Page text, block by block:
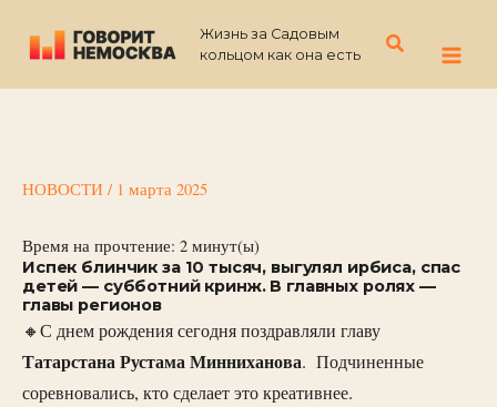
содержимому
Жизнь за Садовым
кольцом как она есть
Поиск
НОВОСТИ / 1 марта 2025
Время на прочтение: 2 минут(ы)
Испек блинчик за 10 тысяч, выгулял ирбиса, спас
детей — субботний кринж. В главных ролях —
главы регионов
🔸С днем рождения сегодня поздравляли главу
Татарстана Рустама Минниханова. Подчиненные
соревновались, кто сделает это креативнее.